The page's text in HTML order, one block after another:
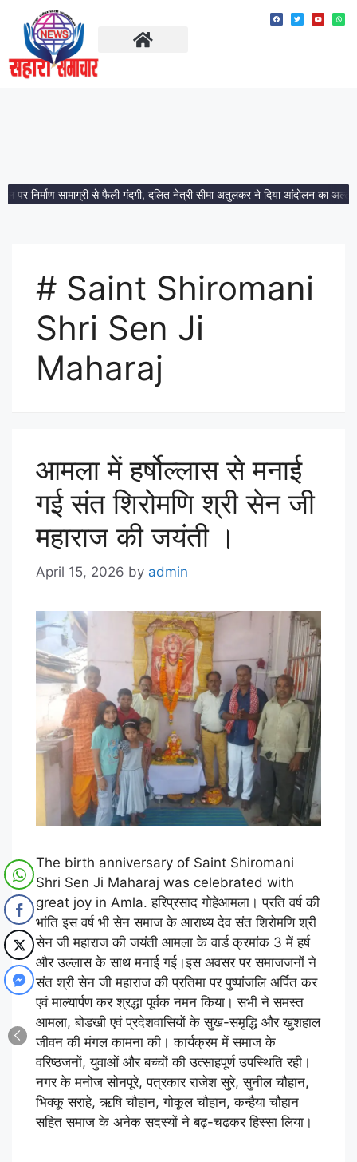
पर निर्माण सामाग्री से फैली गंदगी, दलित नेत्री सीमा अतुलकर ने दिया आंदोलन का
# Saint Shiromani
Shri Sen Ji
Maharaj
आमला में हर्षोल्लास से मनाई
गई संत शिरोमणि श्री सेन जी
महाराज की जयंती ।
April 15, 2026 by admin
The birth anniversary of Saint Shiromani
Shri Sen Ji Maharaj was celebrated with
great joy in Amla. हरिप्रसाद गोहेआमला। प्रति वर्ष की
भांति इस वर्ष भी सेन समाज के आराध्य देव संत शिरोमणि श्री
सेन जी महाराज की जयंती आमला के वार्ड क्रमांक 3 में हर्ष
और उल्लास के साथ मनाई गई।इस अवसर पर समाजजनों ने
संत श्री सेन जी महाराज की प्रतिमा पर पुष्पांजलि अर्पित कर
एवं माल्यार्पण कर श्रद्धा पूर्वक नमन किया। सभी ने समस्त
आमला, बोडखी एवं प्रदेशवासियों के सुख-समृद्धि और खुशहाल
जीवन की मंगल कामना की। कार्यक्रम में समाज के
वरिष्ठजनों, युवाओं और बच्चों की उत्साहपूर्ण उपस्थिति रही।
नगर के मनोज सोनपूरे, पत्रकार राजेश सुरे, सुनील चौहान,
भिक्कू सराहे, ऋषि चौहान, गोकूल चौहान, कन्हैया चौहान
सहित समाज के अनेक सदस्यों ने बढ़-चढ़कर हिस्सा लिया।